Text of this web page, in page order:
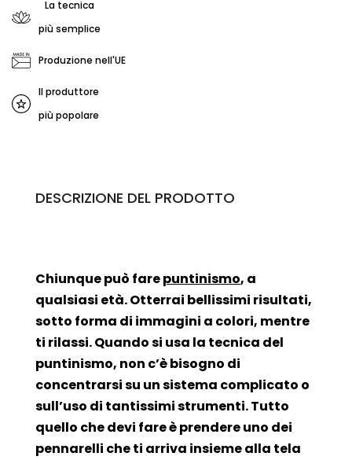
La tecnica
più semplice
Produzione nell'UE
Il produttore
più popolare
DESCRIZIONE DEL PRODOTTO
Chiunque può farepuntinismo, a
qualsiasi età. Otterrai bellissimi risultati,
sotto forma di immagini a colori, mentre
ti rilassi. Quando si usa la tecnica del
puntinismo, non c’è bisogno di
concentrarsi su un sistema complicato o
sull’uso di tantissimi strumenti. Tutto
quello che devi fare è prendere uno dei
pennarelli che ti arriva insieme alla tela